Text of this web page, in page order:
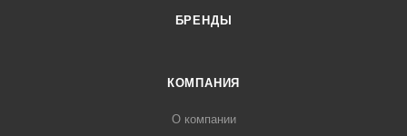
БРЕНДЫ
КОМПАНИЯ
О компании